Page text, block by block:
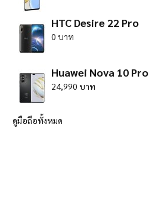
HTC Desire 22 Pro
0 บาท
Huawei Nova 10 Pro
24,990 บาท
ดูมือถือทั้งหมด